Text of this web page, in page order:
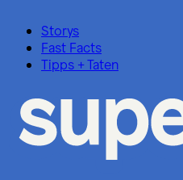
Storys
Fast Facts
Tipps + Taten